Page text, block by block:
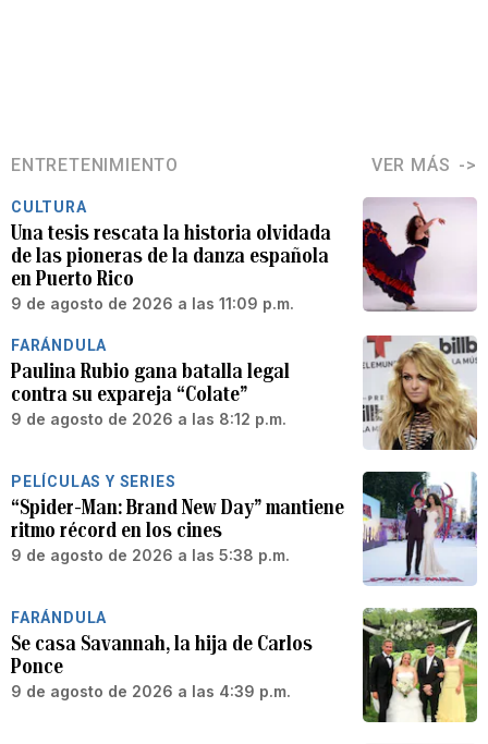
ENTRETENIMIENTO VER MÁS
CULTURA
Una tesis rescata la historia olvidada
de las pioneras de la danza española
en Puerto Rico
9 de agosto de 2026 a las 11:09 p.m.
FARÁNDULA
Paulina Rubio gana batalla legal
contra su expareja “Colate”
9 de agosto de 2026 a las 8:12 p.m.
PELÍCULAS Y SERIES
“Spider-Man: Brand New Day” mantiene
ritmo récord en los cines
9 de agosto de 2026 a las 5:38 p.m.
FARÁNDULA
Se casa Savannah, la hija de Carlos
Ponce
9 de agosto de 2026 a las 4:39 p.m.